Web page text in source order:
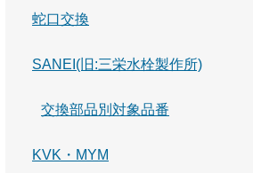
蛇口交換
SANEI(旧:三栄水栓製作所)
交換部品別対象品番
KVK・MYM